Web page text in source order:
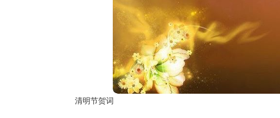
清明节贺词